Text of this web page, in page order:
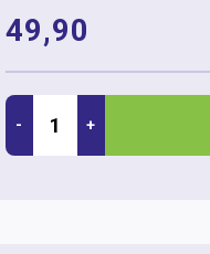
49,90
- +